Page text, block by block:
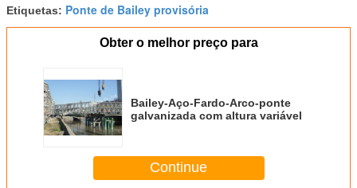
Etiquetas: Ponte de Bailey provisória
Obter o melhor preço para
Bailey-Aço-Fardo-Arco-ponte
galvanizada com altura variável
Continue